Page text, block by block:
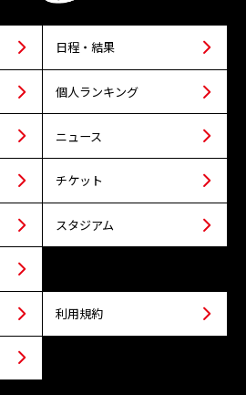
日程・結果
個人ランキング
ニュース
チケット
スタジアム
利用規約